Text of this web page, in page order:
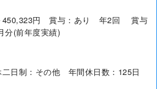
450,323円 賞与：あり 年2回 賞与
分(前年度実績)
日制：その他 年間休日数：125日